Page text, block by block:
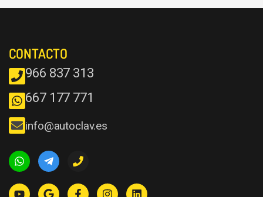
CONTACTO
966 837 313
667 177 771
info@autoclav.es